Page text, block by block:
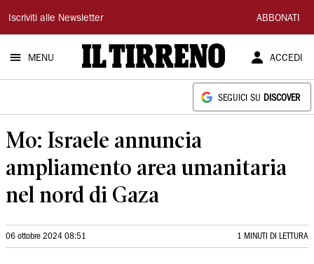
Il
Tirreno
Iscriviti alle Newsletter ABBONATI
MENU ACCEDI
SEGUICI SU DISCOVER
Mo: Israele annuncia
ampliamento area umanitaria
nel nord di Gaza
06 ottobre 2024 08:51 1 MINUTI DI LETTURA